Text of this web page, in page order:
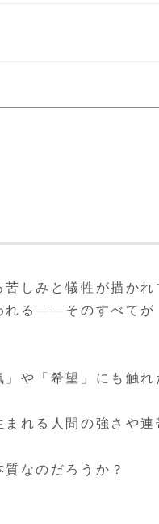
しみと犠牲が描かれ
れる――そのすべて
や「希望」にも触れ
れる人間の強さや連
なのだろうか？